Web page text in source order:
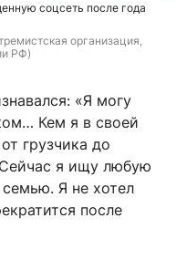
соцсеть после года
организация,
РФ)
«Я могу
Кем я в своей
грузчика до
я ищу любую
семью. Я не хотел
после